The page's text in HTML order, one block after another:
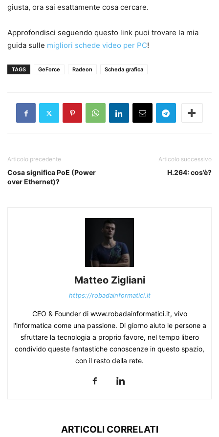
giusta, ora sai esattamente cosa cercare.
Approfondisci seguendo questo link puoi trovare la mia
guida sulle migliori schede video per PC!
TAGS GeForce Radeon Scheda grafica
Articolo precedente
Cosa significa PoE (Power
over Ethernet)?
Articolo successivo
H.264: cos’è?
Matteo Zigliani
https://robadainformatici.it
CEO & Founder di www.robadainformatici.it, vivo
l'informatica come una passione. Di giorno aiuto le persone a
sfruttare la tecnologia a proprio favore, nel tempo libero
condivido queste fantastiche conoscenze in questo spazio,
con il resto della rete.
ARTICOLI CORRELATI